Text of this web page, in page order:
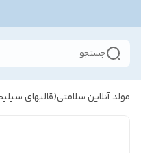
جستجو
مولد آنلاین سلامتی(قالبهای